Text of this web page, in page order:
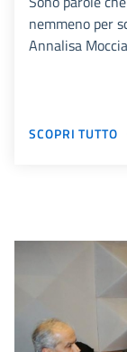
nemmeno per
Annalisa
SCOPRI TUTTO